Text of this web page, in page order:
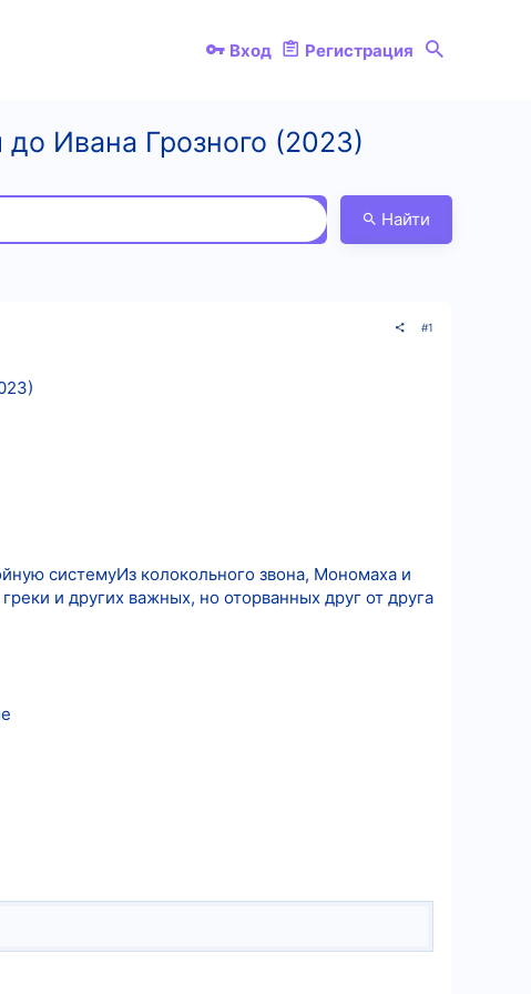
Вход Регистрация
Ивана Грозного (2023)
Найти
#1
системуИз колокольного звона, Мономаха и
и других важных, но оторванных друг от друга